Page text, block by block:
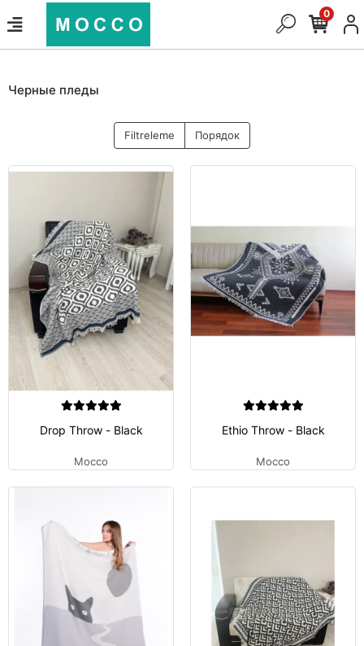
0
Черные пледы
Filtreleme Порядок
Drop Throw - Black
Mocco
Ethio Throw - Black
Mocco